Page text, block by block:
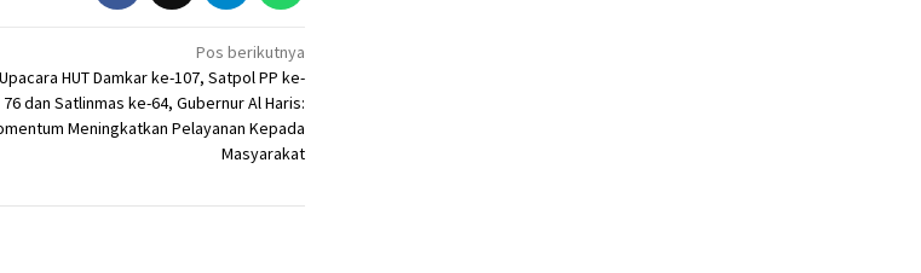
Pos berikutnya
HUT Damkar ke-107, Satpol PP ke-
76 dan Satlinmas ke-64, Gubernur Al Haris:
Meningkatkan Pelayanan Kepada
Masyarakat